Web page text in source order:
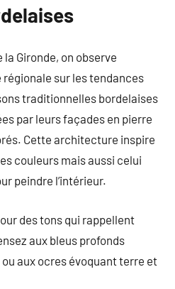
Gironde, on observe
sur les tendances
traditionnelles bordelaises
par leurs façades en pierre
Cette architecture inspire
couleurs mais aussi celui
peindre l’intérieur.
des tons qui rappellent
aux bleus profonds
aux ocres évoquant terre et